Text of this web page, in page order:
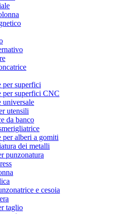
per superfici
per superfici CNC
universale
utensili
da banco
per alberi a gomiti
dei metalli
punzonatura
e cesoia
taglio